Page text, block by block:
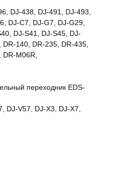
DJ-438, DJ-491, DJ-493,
DJ-C7, DJ-G7, DJ-G29,
DJ-S41, DJ-S45, DJ-
140, DR-235, DR-435,
M06R,
переходник EDS-
DJ-V57, DJ-X3, DJ-X7,